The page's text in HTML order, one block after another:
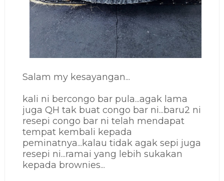
Salam my kesayangan...
kali ni bercongo bar pula...agak lama
juga QH tak buat congo bar ni...baru2 ni
resepi congo bar ni telah mendapat
tempat kembali kepada
peminatnya...kalau tidak agak sepi juga
resepi ni...ramai yang lebih sukakan
kepada brownies...